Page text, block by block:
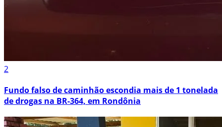
2
Fundo falso de caminhão escondia mais de 1 tonelada
de drogas na BR-364, em Rondônia